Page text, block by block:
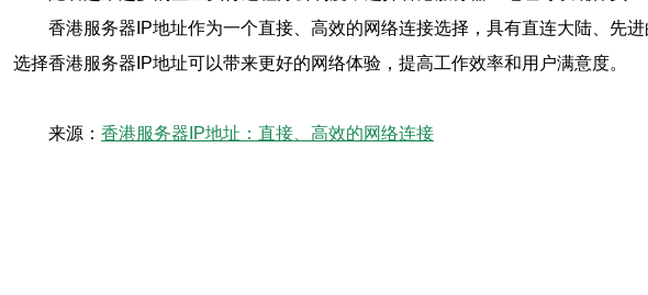
香港服务器IP地址作为一个直接、高效的网络连接选择，具有直连大陆、先
选择香港服务器IP地址可以带来更好的网络体验，提高工作效率和用户满意度。
来源： 香港服务器IP地址：直接、高效的网络连接